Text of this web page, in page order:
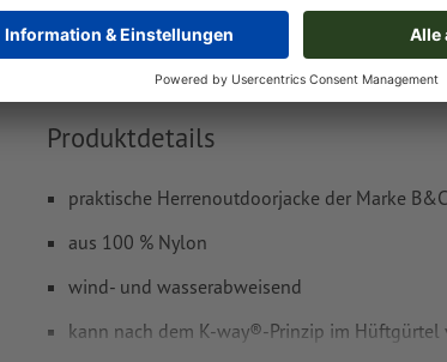
Produktdetails
praktische Herrenoutdoorjacke der Marke
aus 100 % Nylon
wind- und wasserabweisend
kann nach dem K-way®-Prinzip im Hüftgürtel